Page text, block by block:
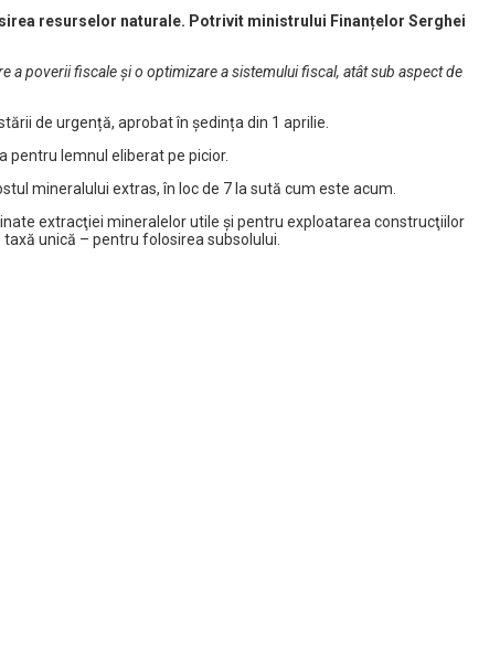
resurselor naturale. Potrivit ministrului Finanțelor Serghei
a poverii fiscale și o optimizare a sistemului fiscal, atât sub aspect de
de urgență, aprobat în ședința din 1 aprilie.
lemnul eliberat pe picior.
mineralului extras, în loc de 7 la sută cum este acum.
extracţiei mineralelor utile şi pentru exploatarea construcţiilor
unică – pentru folosirea subsolului.